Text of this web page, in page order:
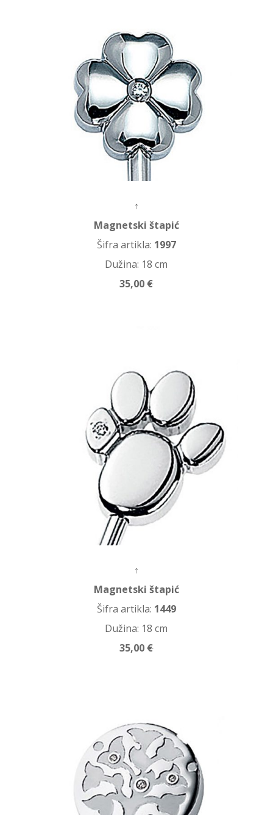
↑
Magnetski štapić
Šifra artikla: 1997
Dužina: 18 cm
35,00€
↑
Magnetski štapić
Šifra artikla: 1449
Dužina: 18 cm
35,00€